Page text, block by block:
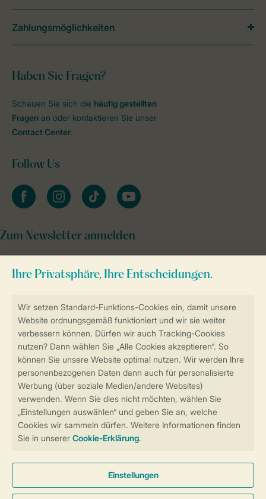
Sicherstellung Deiner Privatsphäre
Sicher und schnell zur Online-Buchung
Sichere Datenübertragung
Sicheres Bezahlen
Haben Sie Fragen?
Schauen Sie sich die häufig gestellten
Fragen an oder kontaktieren Sie unser
Contact Center.
Follow Us
facebookinstagramtiktok youtube
Zum Newsletter anmelden
Zahlungsmöglichkeiten